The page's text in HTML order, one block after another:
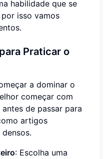
habilidade que se
isso vamos
Praticar o
a dominar o
começar com
de passar para
artigos
: Escolha uma